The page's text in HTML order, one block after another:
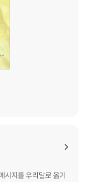
시지를 우리말로 옮기